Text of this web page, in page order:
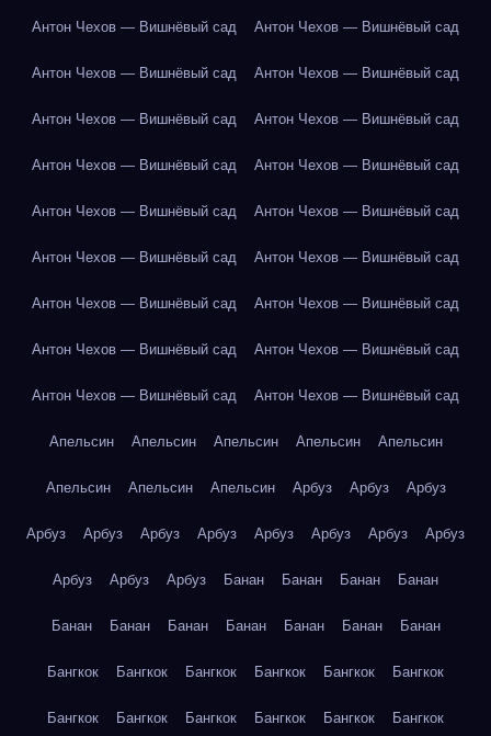
Антон Чехов — Вишнёвый сад Антон Чехов — Вишнёвый сад
Антон Чехов — Вишнёвый сад Антон Чехов — Вишнёвый сад
Антон Чехов — Вишнёвый сад Антон Чехов — Вишнёвый сад
Антон Чехов — Вишнёвый сад Антон Чехов — Вишнёвый сад
Антон Чехов — Вишнёвый сад Антон Чехов — Вишнёвый сад
Антон Чехов — Вишнёвый сад Антон Чехов — Вишнёвый сад
Антон Чехов — Вишнёвый сад Антон Чехов — Вишнёвый сад
Антон Чехов — Вишнёвый сад Антон Чехов — Вишнёвый сад
Антон Чехов — Вишнёвый сад Антон Чехов — Вишнёвый сад
Апельсин Апельсин Апельсин Апельсин Апельсин
Апельсин Апельсин Апельсин Арбуз Арбуз Арбуз
Арбуз Арбуз Арбуз Арбуз Арбуз Арбуз Арбуз Арбуз
Арбуз Арбуз Арбуз Банан Банан Банан Банан
Банан Банан Банан Банан Банан Банан Банан
Бангкок Бангкок Бангкок Бангкок Бангкок Бангкок
Бангкок Бангкок Бангкок Бангкок Бангкок Бангкок